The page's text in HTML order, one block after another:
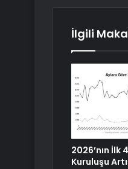
İlgili
2026’nın İlk
Kuruluşu